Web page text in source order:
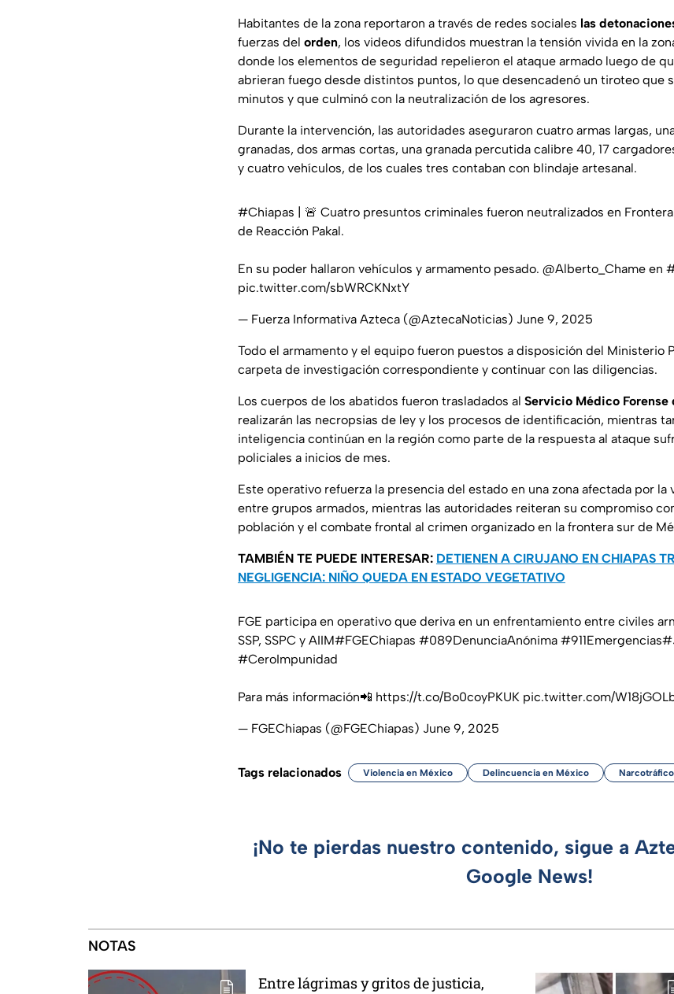
Habitantes de la zona reportaron a través de redes sociales las
fuerzas del orden, los videos difundidos muestran la tensión vivida en la
donde los elementos de seguridad repelieron el ataque armado luego de
abrieran fuego desde distintos puntos, lo que desencadenó un tiroteo que
minutos y que culminó con la neutralización de los agresores.
Durante la intervención, las autoridades aseguraron cuatro armas largas,
granadas, dos armas cortas, una granada percutida calibre 40, 17
y cuatro vehículos, de los cuales tres contaban con blindaje artesanal.
#Chiapas | 🚨 Cuatro presuntos criminales fueron neutralizados en
de Reacción Pakal.
En su poder hallaron vehículos y armamento pesado. @Alberto_Chame en
pic.twitter.com/sbWRCKNxtY
— Fuerza Informativa Azteca (@AztecaNoticias) June 9, 2025
Todo el armamento y el equipo fueron puestos a disposición del Ministerio
carpeta de investigación correspondiente y continuar con las diligencias.
Los cuerpos de los abatidos fueron trasladados al Servicio Médico Forense
realizarán las necropsias de ley y los procesos de identificación, mientras
inteligencia continúan en la región como parte de la respuesta al ataque
policiales a inicios de mes.
Este operativo refuerza la presencia del estado en una zona afectada por la
entre grupos armados, mientras las autoridades reiteran su compromiso
población y el combate frontal al crimen organizado en la frontera sur de
TAMBIÉN TE PUEDE INTERESAR: DETIENEN A CIRUJANO EN CHIAPAS
NEGLIGENCIA: NIÑO QUEDA EN ESTADO VEGETATIVO
FGE participa en operativo que deriva en un enfrentamiento entre civiles
SSP, SSPC y AIIM#FGEChiapas #089DenunciaAnónima #911Emergencias
#CeroImpunidad
Para más información📲 https://t.co/Bo0coyPKUK pic.twitter.com/
— FGEChiapas (@FGEChiapas) June 9, 2025
Tags relacionados Violencia en México Delincuencia en México
¡No te pierdas nuestro contenido, sigue a
Google News!
NOTAS
Entre lágrimas y gritos de justicia,